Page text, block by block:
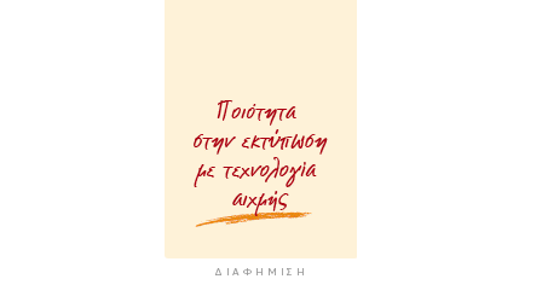
ΔΙΑΦΉΜΙΣΗ